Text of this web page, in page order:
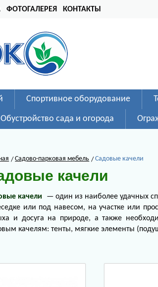
ФОТОГАЛЕРЕЯ КОНТАКТЫ
Спортивное оборудование
Обустройство сада и огорода
Садово-парковая мебель Садовые качели
качели
качели
— один из наиболее удачных
или под навесом, на участке или
и досуга на природе, а также
качелям: тенты, мягкие элементы